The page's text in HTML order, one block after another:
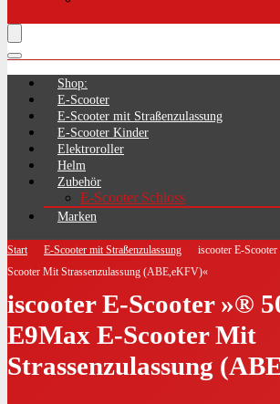
Shop:
E-Scooter
E-Scooter mit Straßenzulassung
E-Scooter Kinder
Elektroroller
Helm
Zubehör
E-Scooter Schloss
Marken
Start E-Scooter mit Straßenzulassung
iscooter E-
Scooter Mit Strassenzulassung (ABE,eKFV)«
iscooter E-Scooter »®
E9Max E-Scooter Mit
Strassenzulassung